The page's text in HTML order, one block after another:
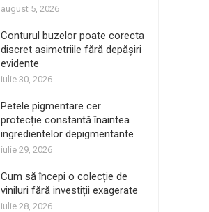
august 5, 2026
Conturul buzelor poate corecta
discret asimetriile fără depășiri
evidente
iulie 30, 2026
Petele pigmentare cer
protecție constantă înaintea
ingredientelor depigmentante
iulie 29, 2026
Cum să începi o colecție de
viniluri fără investiții exagerate
iulie 28, 2026